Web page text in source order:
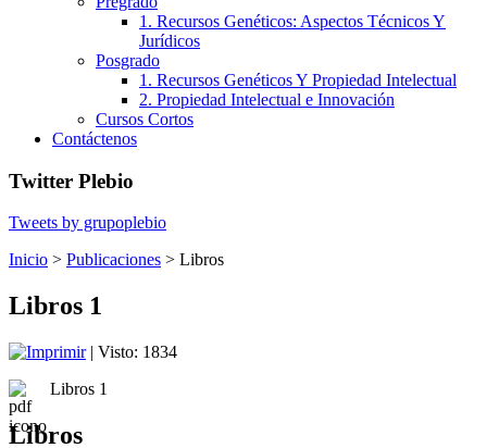
1. Recursos Genéticos: Aspectos Técnicos Y
Jurídicos
Posgrado
1. Recursos Genéticos Y Propiedad Intelectual
2. Propiedad Intelectual e Innovación
Cursos Cortos
Contáctenos
Twitter Plebio
Tweets by grupoplebio
Inicio > Publicaciones > Libros
Libros 1
| Visto: 1834
Libros 1
Libros